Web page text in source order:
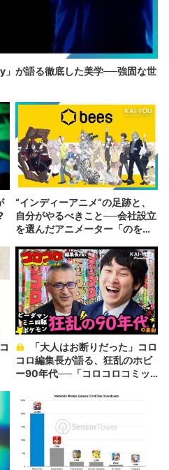
が語る徹底した美学──強固な世
“インディーアニメ“の足跡と、
自分がやるべきこと──会社設立
を選んだアニメーター「のを
コロ編集長が語る、狂乱のホビ
ー90年代──「コロコロコミッ